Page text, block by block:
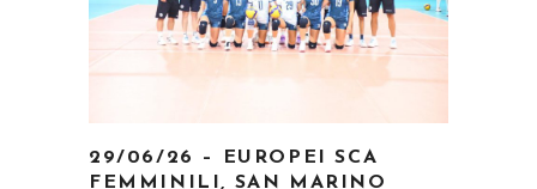
29/06/26 – EUROPEI SCA
FEMMINILI, SAN MARINO